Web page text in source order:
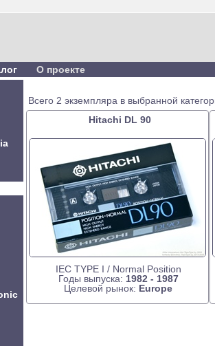
О проекте
Всего 2 экземпляра в выбранной
Hitachi DL 90
IEC TYPE I / Normal Position
Годы выпуска: 1982 - 1987
Целевой рынок: Europe